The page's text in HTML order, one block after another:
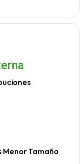
Menor Tamaño